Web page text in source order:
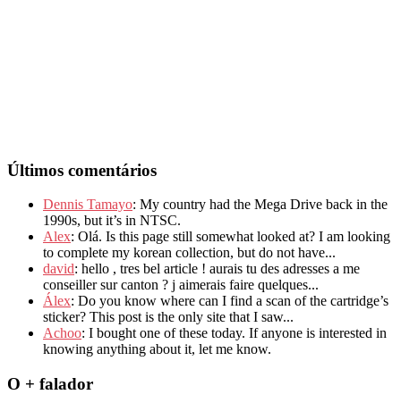
Últimos comentários
Dennis Tamayo: My country had the Mega Drive back in the
1990s, but it’s in NTSC.
Alex: Olá. Is this page still somewhat looked at? I am looking
to complete my korean collection, but do not have...
david: hello , tres bel article ! aurais tu des adresses a me
conseiller sur canton ? j aimerais faire quelques...
Álex: Do you know where can I find a scan of the cartridge’s
sticker? This post is the only site that I saw...
Achoo: I bought one of these today. If anyone is interested in
knowing anything about it, let me know.
O + falador